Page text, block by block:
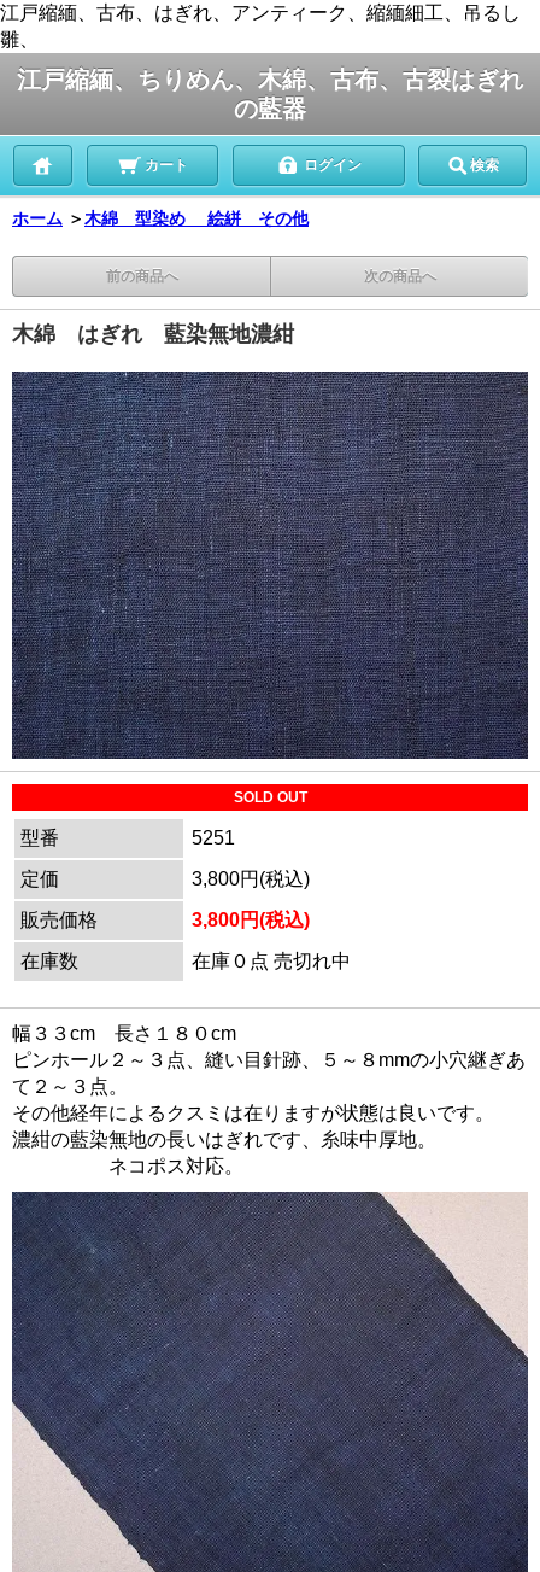
江戸縮緬、古布、はぎれ、アンティーク、縮緬細工、吊るし
雛、
江戸縮緬、ちりめん、木綿、古布、古裂はぎれ
の藍器
カート ログイン 検索
ホーム ＞木綿 型染め 絵絣 その他
前の商品へ 次の商品へ
木綿 はぎれ 藍染無地濃紺
SOLD OUT
型番
5251
定価
3,800円(税込)
販売価格
3,800円(税込)
在庫数
在庫０点 売切れ中
幅３３cm 長さ１８０cm
ピンホール２～３点、縫い目針跡、５～８mmの小穴継ぎあ
て２～３点。
その他経年によるクスミは在りますが状態は良いです。
濃紺の藍染無地の長いはぎれです、糸味中厚地。
ネコポス対応。